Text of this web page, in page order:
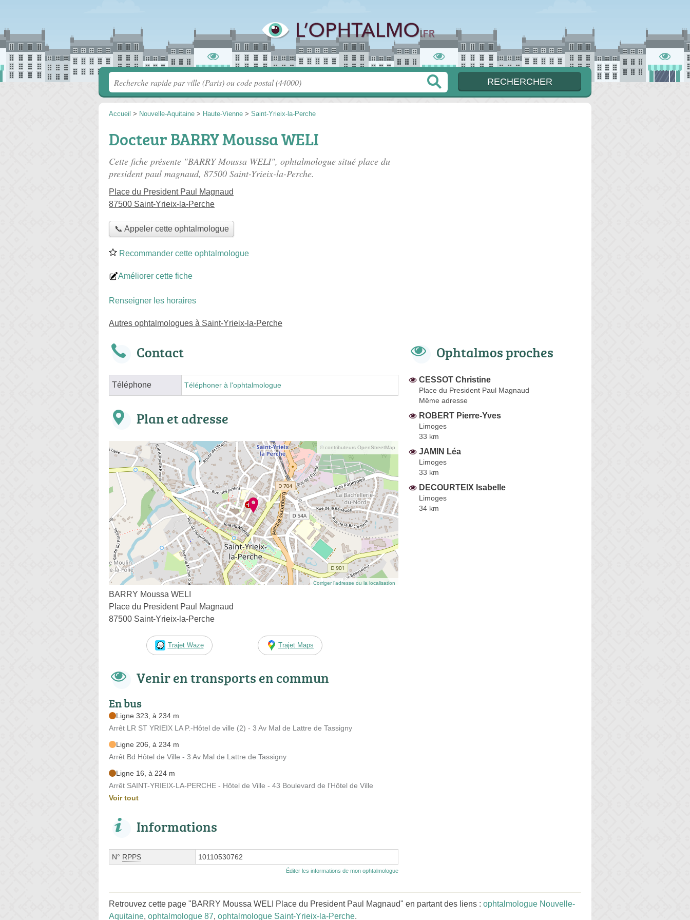
Accueil > Nouvelle-Aquitaine > Haute-Vienne > Saint-Yrieix-la-Perche
Docteur BARRY Moussa WELI
Cette fiche présente "BARRY Moussa WELI", ophtalmologue situé place du
president paul magnaud, 87500 Saint-Yrieix-la-Perche.
Place du President Paul Magnaud
87500 Saint-Yrieix-la-Perche
📞 Appeler cette ophtalmologue
Recommander cette ophtalmologue
Améliorer cette fiche
Renseigner les horaires
Autres ophtalmologues à Saint-Yrieix-la-Perche
Contact
Téléphone Téléphoner à l'ophtalmologue
Plan et adresse
© contributeurs OpenStreetMap
Corriger l’adresse ou la localisation
BARRY Moussa WELI
Place du President Paul Magnaud
87500 Saint-Yrieix-la-Perche
Trajet Waze Trajet Maps
Venir en transports en commun
En bus
Ligne 323, à 234 m
Arrêt LR ST YRIEIX LA P.-Hôtel de ville (2) - 3 Av Mal de Lattre de Tassigny
Ligne 206, à 234 m
Arrêt Bd Hôtel de Ville - 3 Av Mal de Lattre de Tassigny
Ligne 16, à 224 m
Arrêt SAINT-YRIEIX-LA-PERCHE - Hôtel de Ville - 43 Boulevard de l’Hôtel de Ville
Voir tout
Informations
N° RPPS 10110530762
Éditer les informations de mon ophtalmologue
Ophtalmos proches
CESSOT Christine
Place du President Paul Magnaud
Même adresse
ROBERT Pierre-Yves
Limoges
33 km
JAMIN Léa
Limoges
33 km
DECOURTEIX Isabelle
Limoges
34 km
Retrouvez cette page "BARRY Moussa WELI Place du President Paul Magnaud" en partant des liens : ophtalmologue Nouvelle-
Aquitaine, ophtalmologue 87, ophtalmologue Saint-Yrieix-la-Perche.